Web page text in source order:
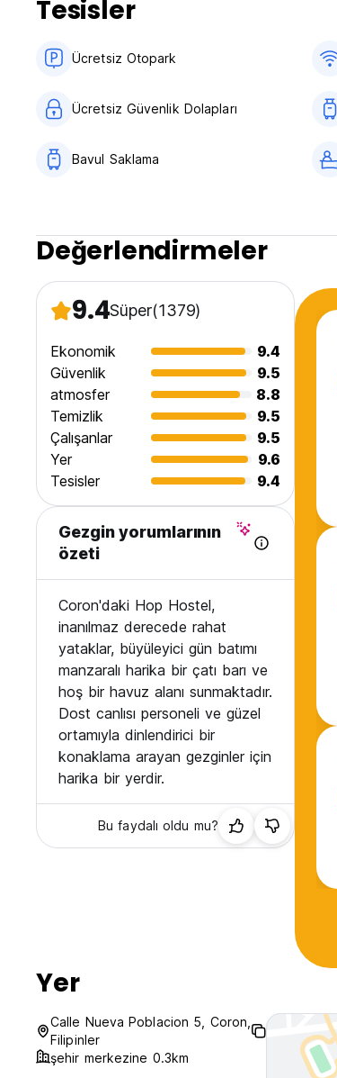
Tesisler
Ücretsiz Otopark
Ücretsiz Güvenlik Dolapları
Bavul Saklama
Değerlendirmeler
9.4Süper(1379)
Ekonomik
9.4
Güvenlik
9.5
atmosfer
8.8
Temizlik
9.5
Çalışanlar
9.5
Yer
9.6
Tesisler
9.4
Gezgin yorumlarının
özeti
Coron'daki Hop Hostel,
inanılmaz derecede rahat
yataklar, büyüleyici gün batımı
manzaralı harika bir çatı barı ve
hoş bir havuz alanı sunmaktadır.
Dost canlısı personeli ve güzel
ortamıyla dinlendirici bir
konaklama arayan gezginler için
harika bir yerdir.
Bu faydalı oldu mu?
Yer
Calle Nueva Poblacion 5, Coron,
Filipinler
şehir merkezine 0.3km